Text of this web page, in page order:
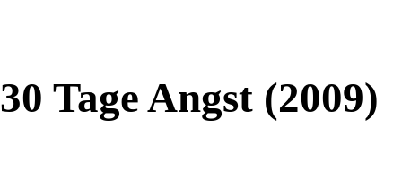
30 Tage Angst (2009)